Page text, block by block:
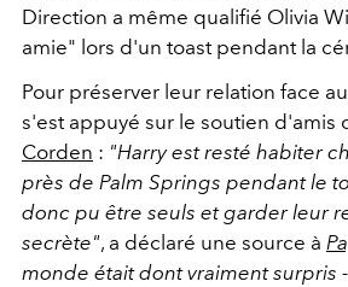
Direction a même qualifié Olivia
amie" lors d'un toast pendant la
Pour préserver leur relation face
s'est appuyé sur le soutien d'amis
Corden : "Harry est resté habiter
près de Palm Springs pendant le
donc pu être seuls et garder leur
secrète", a déclaré une source à
monde était dont vraiment surpris